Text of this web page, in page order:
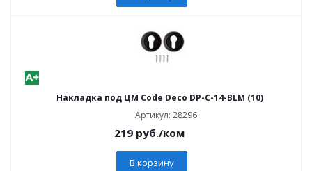
Накладка под ЦМ Code Deco DP-C-14-BLM (10)
Артикул: 28296
219руб./ком
В корзину